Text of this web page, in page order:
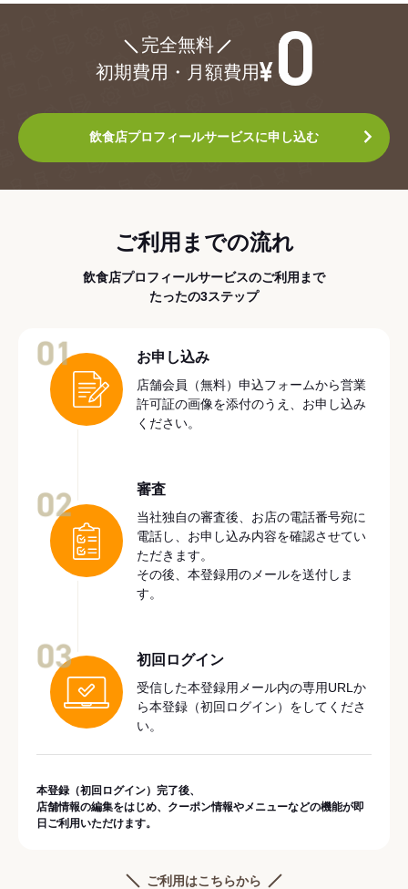
完全無料
初期費用・月額費用
飲食店プロフィールサービスに申し込む
ご利用までの流れ
飲食店プロフィールサービスのご利用まで
たったの3ステップ
お申し込み
店舗会員（無料）申込フォームから営業
許可証の画像を添付のうえ、お申し込み
ください。
審査
当社独自の審査後、お店の電話番号宛に
電話し、お申し込み内容を確認させてい
ただきます。
その後、本登録用のメールを送付しま
す。
初回ログイン
受信した本登録用メール内の専用URLか
ら本登録（初回ログイン）をしてくださ
い。
本登録（初回ログイン）完了後、
店舗情報の編集をはじめ、クーポン情報やメニューなどの機能が即
日ご利用いただけます。
ご利用はこちらから